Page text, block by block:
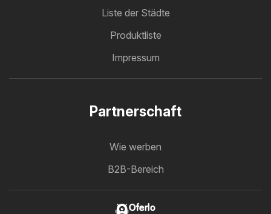
Liste der Städte
Produktliste
Impressum
Partnerschaft
Wie werben
B2B-Bereich
Oferlo